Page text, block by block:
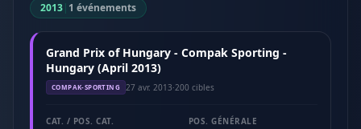
2013| 1 événements
Grand Prix of Hungary - Compak Sporting -
Hungary (April 2013)
COMPAK-SPORTING 27 avr. 2013·200 cibles
CAT. / POS. CAT. POS. GÉNÉRALE